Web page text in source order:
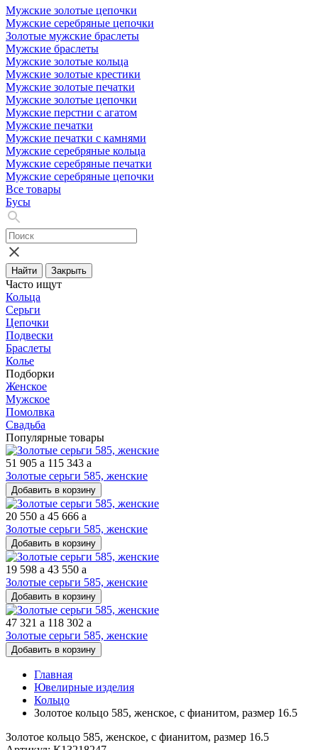
Мужские золотые цепочки
Мужские серебряные цепочки
Золотые мужские браслеты
Мужские браслеты
Мужские золотые кольца
Мужские золотые крестики
Мужские золотые печатки
Мужские золотые цепочки
Мужские перстни с агатом
Мужские печатки
Мужские печатки с камнями
Мужские серебряные кольца
Мужские серебряные печатки
Мужские серебряные цепочки
Все товары
Бусы
Найти Закрыть
Часто ищут
Кольца
Серьги
Цепочки
Подвески
Браслеты
Колье
Подборки
Женское
Мужское
Помолвка
Свадьба
Популярные товары
51 905 a 115 343 a
Золотые серьги 585, женские
Добавить в корзину
20 550 a 45 666 a
Золотые серьги 585, женские
Добавить в корзину
19 598 a 43 550 a
Золотые серьги 585, женские
Добавить в корзину
47 321 a 118 302 a
Золотые серьги 585, женские
Добавить в корзину
Главная
Ювелирные изделия
Кольцо
Золотое кольцо 585, женское, с фианитом, размер 16.5
Золотое кольцо 585, женское, с фианитом, размер 16.5